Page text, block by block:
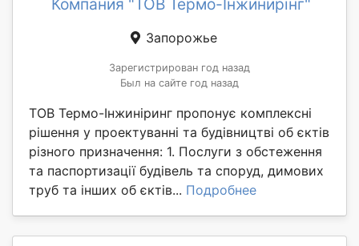
Компания "ТОВ Термо-Інжинирінг"
Запорожье
Зарегистрирован год назад
Был на сайте год назад
ТОВ Термо-Інжиніринг пропонує комплексні
рішення у проектуванні та будівництві об єктів
різного призначення: 1. Послуги з обстеження
та паспортизації будівель та споруд, димових
труб та інших об єктів... Подробнее